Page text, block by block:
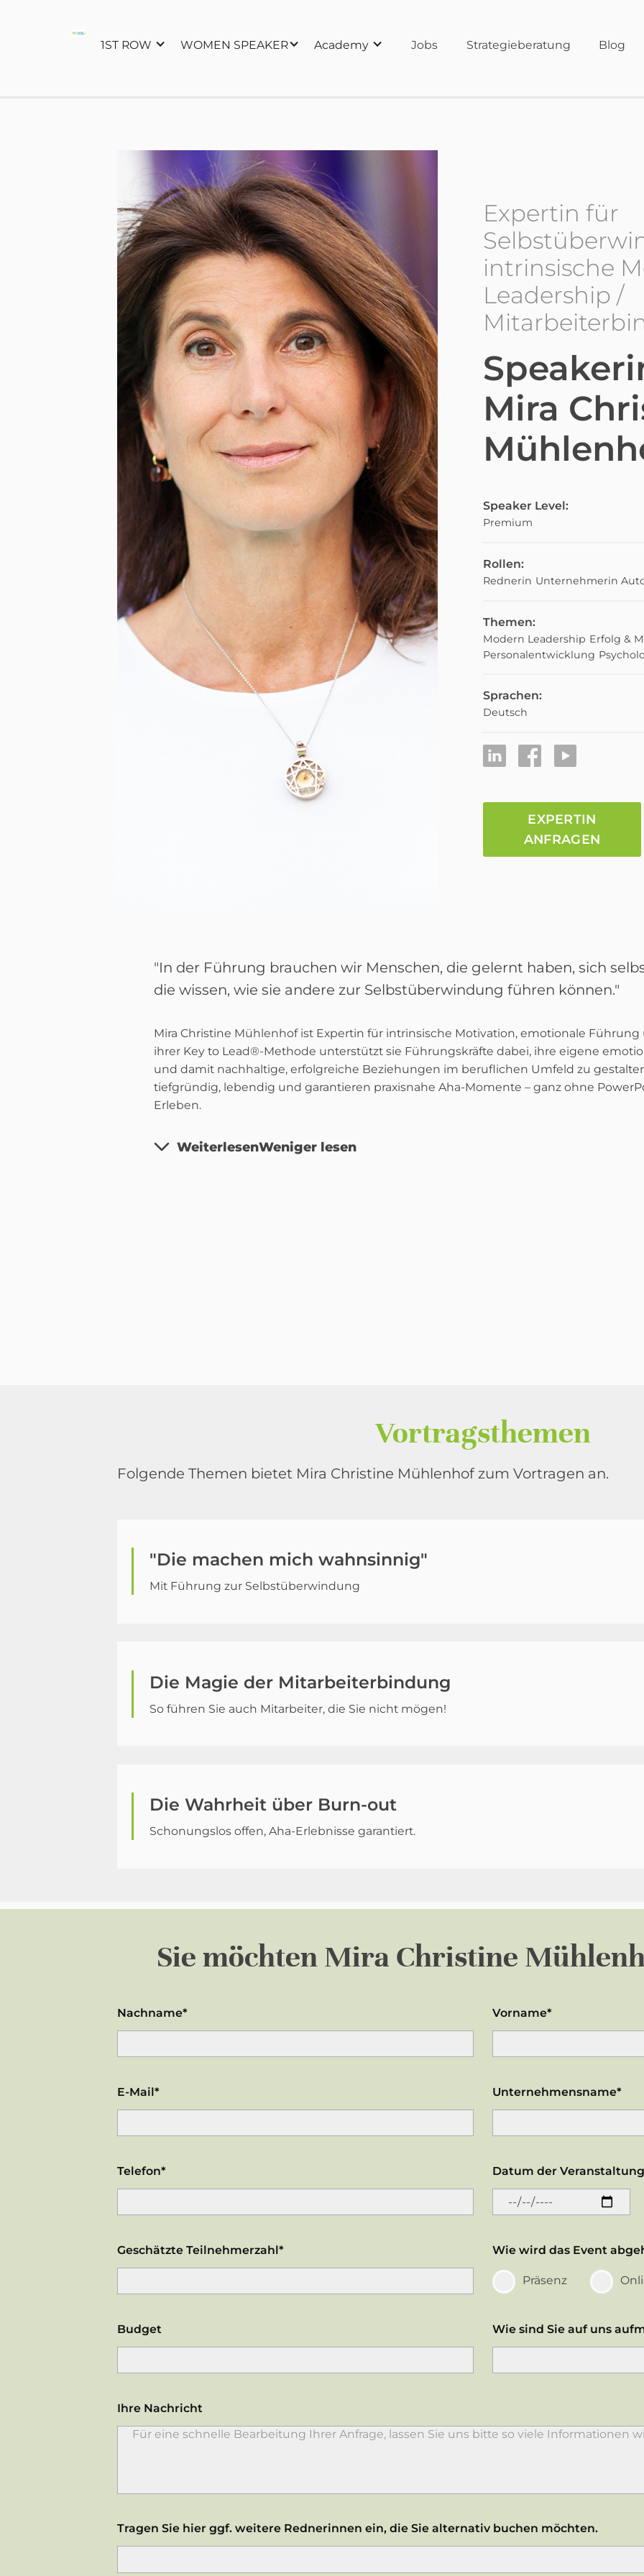
1ST ROW WOMEN SPEAKER Academy Jobs Strategieberatung Blog
Expertin für
intrinsische
Leadership /
Mira
Speaker Level:
Premium
Rollen:
Rednerin Unternehmerin
Themen:
Modern Leadership Erfolg &
Personalentwicklung
Sprachen:
Deutsch
EXPERTIN
ANFRAGEN
"In der Führung brauchen wir Menschen, die gelernt haben, sich
die wissen, wie sie andere zur Selbstüberwindung führen können."
Mira Christine Mühlenhof ist Expertin für intrinsische Motivation, emotionale
ihrer Key to Lead®-Methode unterstützt sie Führungskräfte dabei, ihre eigene
und damit nachhaltige, erfolgreiche Beziehungen im beruflichen Umfeld zu
tiefgründig, lebendig und garantieren praxisnahe Aha-Momente – ganz ohne
Erleben.
WeiterlesenWeniger lesen
Vortragsthemen
Folgende Themen bietet Mira Christine Mühlenhof zum Vortragen an.
"Die machen mich wahnsinnig"
Mit Führung zur Selbstüberwindung
Die Magie der Mitarbeiterbindung
So führen Sie auch Mitarbeiter, die Sie nicht mögen!
Die Wahrheit über Burn-out
Schonungslos offen, Aha-Erlebnisse garantiert.
Sie möchtenMira Christine
Nachname* Vorname*
E-Mail* Unternehmensname*
Telefon* Datum der
Geschätzte Teilnehmerzahl* Wie wird das Event
Präsenz
Budget Wie sind Sie auf uns
Ihre Nachricht
Tragen Sie hier ggf. weitere Rednerinnen ein, die Sie alternativ buchen möchten.